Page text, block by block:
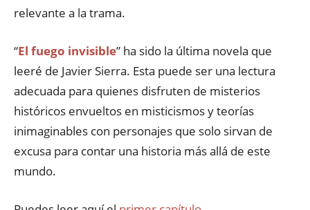
relevante a la trama.
“El fuego invisible” ha sido la última novela que
leeré de Javier Sierra. Esta puede ser una lectura
adecuada para quienes disfruten de misterios
históricos envueltos en misticismos y teorías
inimaginables con personajes que solo sirvan de
excusa para contar una historia más allá de este
mundo.